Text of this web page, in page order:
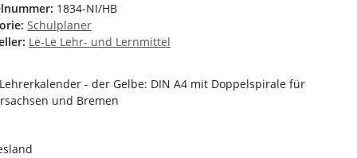
1834-NI/HB
Schulplaner
Le-Le Lehr- und Lernmittel
- der Gelbe: DIN A4 mit Doppelspirale für
und Bremen